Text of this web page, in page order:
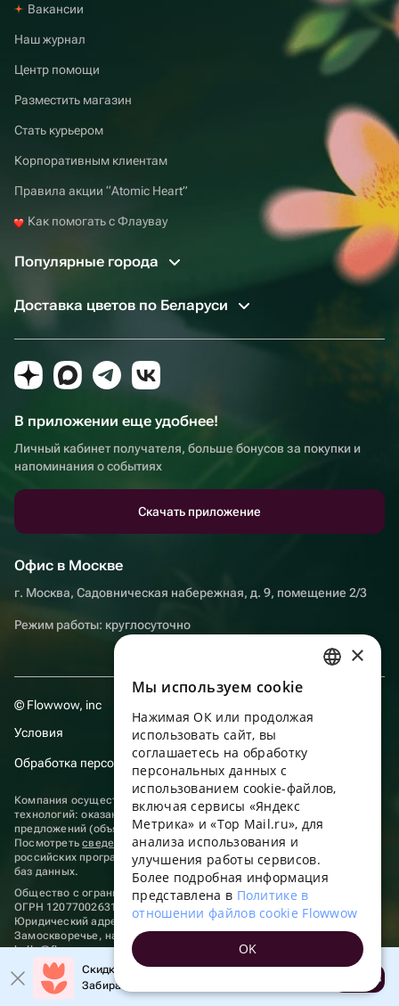
Вакансии
Наш журнал
Центр помощи
Разместить магазин
Стать курьером
Корпоративным клиентам
Правила акции “Atomic Heart”
Как помогать с Флаувау
Популярные города
Доставка цветов по Беларуси
В приложении еще удобнее!
Личный кабинет получателя, больше бонусов за покупки и
напоминания о событиях
Скачать приложение
Офис в Москве
г. Москва, Садовническая набережная, д. 9, помещение 2/3
Режим работы: круглосуточно
© Flowwow, inc
Условия
Обработка персональных данных
Компания осуществляет деятельность в области информационных
технологий: оказание услуг в сети “Интернет” по размещению
предложений (объявлений) продавцов о реализации товаров.
Посмотретьсведения о программах, включенных в реестр
российских программ для электронных вычислительных машин и
баз данных.
Общество с ограниченной ответственностью «ФЛАУВАУ»
ОГРН 1207700263198, ИНН 9702020445
Юридический адрес: г. Москва, вн.тер. г. Муниципальный округ
Замоскворечье, наб. Садовническая, д. 9, помещ. 2/3.
hello@flowwow.com
8 800 555-16-15
Применяютсярекомендательные технологии
Скидка до 10% на первый заказ!
Забирайте промокод в приложении!
Открыть
ENGLISH
UKRAINIAN
PORTUGUESE
FRENCH
TURKISH
POLISH
×
Мы используем сookie
Нажимая ОК или продолжая
использовать сайт, вы
соглашаетесь на обработку
персональных данных с
использованием cookie-файлов,
включая сервисы «Яндекс
Метрика» и «Top Mail.ru», для
анализа использования и
улучшения работы сервисов.
Более подробная информация
представлена в Политике в
отношении файлов cookie Flowwow
OK